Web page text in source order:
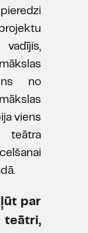
no
viens
teātra
par